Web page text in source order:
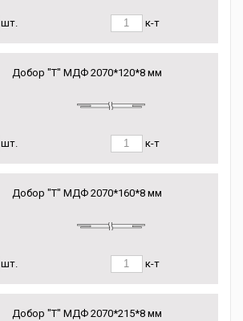
шт. к-т
Добор "Т" МДФ 2070*120*8 мм
шт. к-т
Добор "Т" МДФ 2070*160*8 мм
шт. к-т
Добор "Т" МДФ 2070*215*8 мм